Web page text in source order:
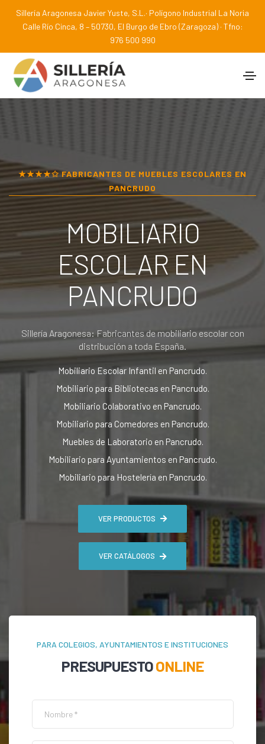
Sillería Aragonesa Javier Yuste, S.L.· Polígono Industrial La Noria
Calle Río Cinca, 8 – 50730, El Burgo de Ebro (Zaragoza) · Tfno:
976 500 990
★★★★✩ FABRICANTES DE MUEBLES ESCOLARES EN
PANCRUDO
MOBILIARIO
ESCOLAR EN
PANCRUDO
Sillería Aragonesa: Fabricantes de mobiliario escolar con
distribución a toda España.
Mobiliario Escolar Infantil en Pancrudo.
Mobiliario para Bibliotecas en Pancrudo.
Mobiliario Colaborativo en Pancrudo.
Mobiliario para Comedores en Pancrudo.
Muebles de Laboratorio en Pancrudo.
Mobiliario para Ayuntamientos en Pancrudo.
Mobiliario para Hostelería en Pancrudo.
VER PRODUCTOS
VER CATÁLOGOS
PARA COLEGIOS, AYUNTAMIENTOS E INSTITUCIONES
PRESUPUESTOONLINE